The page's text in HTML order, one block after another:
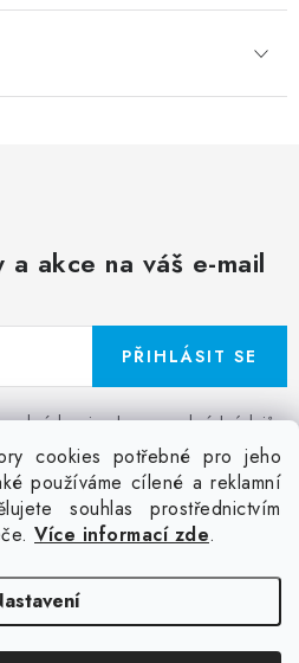
cookies potřebné pro jeho
používáme cílené a reklamní
souhlas prostřednictvím
Více informací zde.
akce na váš e-mail
podmínkami ochrany osobních údajů
PŘIHLÁSIT SE
Poptávka potisku textilu
cookies Obchodní podmínky
Doprava
práva vyhrazena.Upravit nastavení